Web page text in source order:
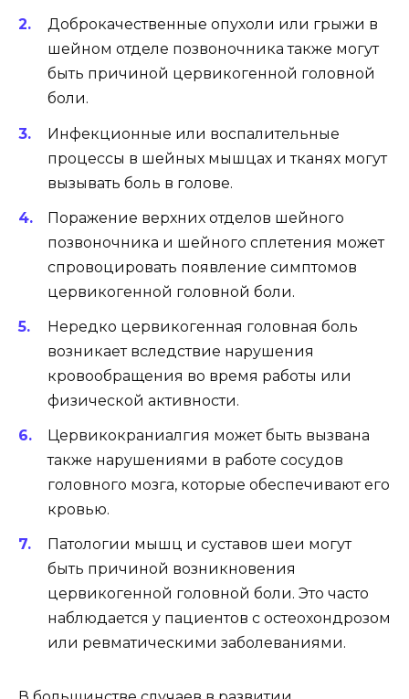
Доброкачественные опухоли или грыжи в
шейном отделе позвоночника также могут
быть причиной цервикогенной головной
боли.
Инфекционные или воспалительные
процессы в шейных мышцах и тканях могут
вызывать боль в голове.
Поражение верхних отделов шейного
позвоночника и шейного сплетения может
спровоцировать появление симптомов
цервикогенной головной боли.
Нередко цервикогенная головная боль
возникает вследствие нарушения
кровообращения во время работы или
физической активности.
Цервикокраниалгия может быть вызвана
также нарушениями в работе сосудов
головного мозга, которые обеспечивают его
кровью.
Патологии мышц и суставов шеи могут
быть причиной возникновения
цервикогенной головной боли. Это часто
наблюдается у пациентов с остеохондрозом
или ревматическими заболеваниями.